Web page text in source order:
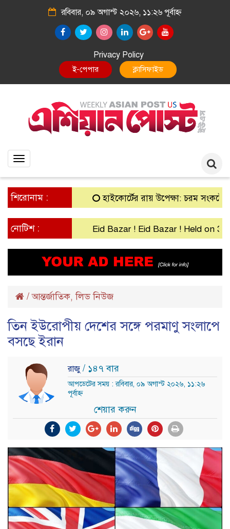
রবিবার, ০৯ অগাস্ট ২০২৬, ১১:২৬ পূর্বাহ্ন
Privacy Policy
E-Paper Classified
Toggle
শিরোনাম : হাইকোর্টের রায় উপেক্ষা: চরম সংকটে
নোটিশ : Eid Bazar ! Eid Bazar ! Held on 30th
/আন্তর্জাতিক,লিড নিউজ
তিন ইউরোপীয় দেশের সঙ্গে পরমাণু সংলাপে
বসছে ইরান
রাজু / ১৪৭ বার
আপডেটের সময় : রবিবার, ০৯ অগাস্ট ২০২৬, ১১:২৬
পূর্বাহ্ন
শেয়ার করুন